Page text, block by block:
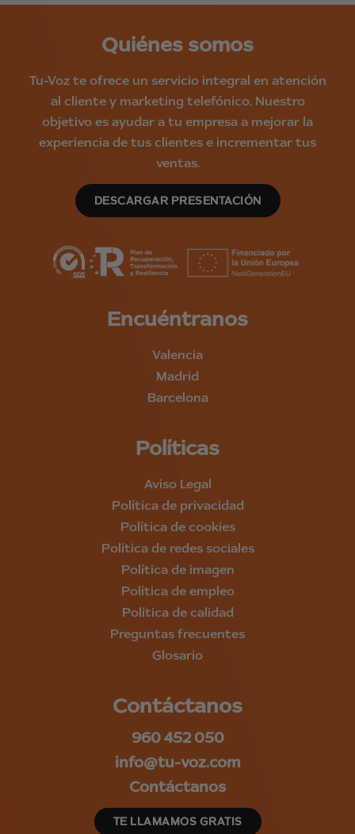
Quiénes somos
Tu-Voz te ofrece un servicio integral en atención
al cliente y marketing telefónico. Nuestro
objetivo es ayudar a tu empresa a mejorar la
experiencia de tus clientes e incrementar tus
ventas.
DESCARGAR PRESENTACIÓN
Encuéntranos
Valencia
Madrid
Barcelona
Políticas
Aviso Legal
Política de privacidad
Política de cookies
Política de redes sociales
Política de imagen
Política de empleo
Política de calidad
Preguntas frecuentes
Glosario
Contáctanos
960 452 050
info@tu-voz.com
Contáctanos
TE LLAMAMOS GRATIS